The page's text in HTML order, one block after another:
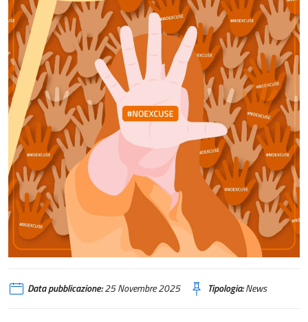
Data pubblicazione:25 Novembre 2025 Tipologia:News